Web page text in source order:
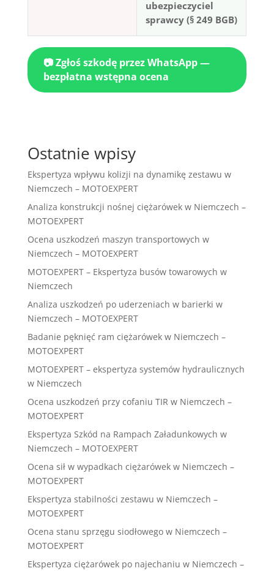
ubezpieczyciel
sprawcy (§ 249 BGB)
📷 Zgłoś szkodę przez WhatsApp —
bezpłatna wstępna ocena
Ostatnie wpisy
Ekspertyza wpływu kolizji na dynamikę zestawu w
Niemczech – MOTOEXPERT
Analiza konstrukcji nośnej ciężarówek w Niemczech –
MOTOEXPERT
Ocena uszkodzeń maszyn transportowych w
Niemczech – MOTOEXPERT
MOTOEXPERT – Ekspertyza busów towarowych w
Niemczech
Analiza uszkodzeń po uderzeniach w barierki w
Niemczech – MOTOEXPERT
Badanie pęknięć ram ciężarówek w Niemczech –
MOTOEXPERT
MOTOEXPERT – ekspertyza systemów hydraulicznych
w Niemczech
Ocena uszkodzeń przy cofaniu TIR w Niemczech –
MOTOEXPERT
Ekspertyza Szkód na Rampach Załadunkowych w
Niemczech – MOTOEXPERT
Ocena sił w wypadkach ciężarówek w Niemczech –
MOTOEXPERT
Ekspertyza stabilności zestawu w Niemczech –
MOTOEXPERT
Ocena stanu sprzęgu siodłowego w Niemczech –
MOTOEXPERT
Ekspertyza ciężarówek po najechaniu w Niemczech –